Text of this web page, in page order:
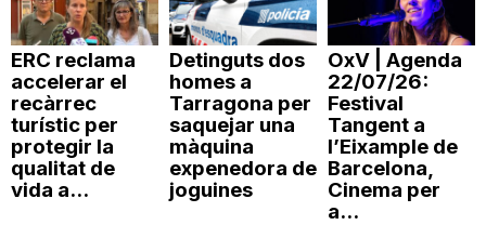
ERC reclama
accelerar el
recàrrec
turístic per
protegir la
qualitat de
vida a...
Detinguts dos
homes a
Tarragona per
saquejar una
màquina
expenedora de
joguines
OxV | Agenda
22/07/26:
Festival
Tangent a
l’Eixample de
Barcelona,
Cinema per
a...